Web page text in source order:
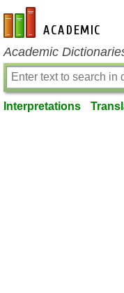
en-academic.com
Academic
Interpretations